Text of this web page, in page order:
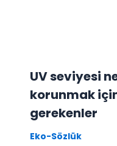
UV seviyesi
korunmak
gerekenler
Eko-Sözlük